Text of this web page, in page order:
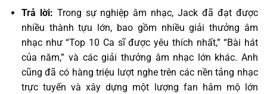
Trả lời: Trong sự nghiệp âm nhạc, Jack đã đạt được
nhiều thành tựu lớn, bao gồm nhiều giải thưởng âm
nhạc như “Top 10 Ca sĩ được yêu thích nhất,” “Bài hát
của năm,” và các giải thưởng âm nhạc lớn khác. Anh
cũng đã có hàng triệu lượt nghe trên các nền tảng nhạc
trực tuyến và xây dựng một lượng fan hâm mộ lớn